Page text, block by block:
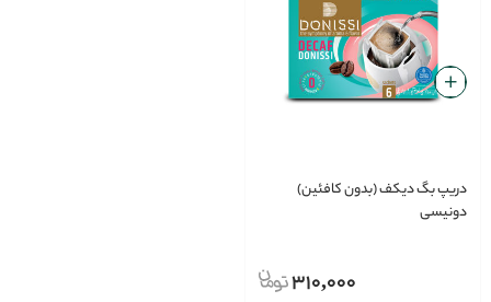
دریپ بگ دیکف (بدون کافئین)
دونیسی
310,000